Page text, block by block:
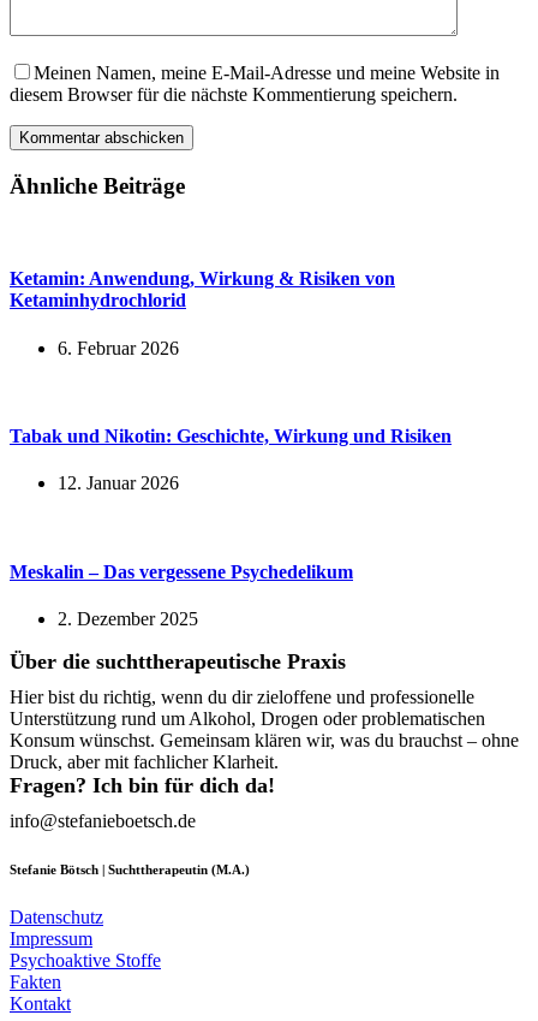
Meinen Namen, meine E-Mail-Adresse und meine Website in
diesem Browser für die nächste Kommentierung speichern.
Kommentar abschicken
Ähnliche Beiträge
Ketamin: Anwendung, Wirkung & Risiken von
Ketaminhydrochlorid
6. Februar 2026
Tabak und Nikotin: Geschichte, Wirkung und Risiken
12. Januar 2026
Meskalin – Das vergessene Psychedelikum
2. Dezember 2025
Über die suchttherapeutische Praxis
Hier bist du richtig, wenn du dir zieloffene und professionelle
Unterstützung rund um Alkohol, Drogen oder problematischen
Konsum wünschst. Gemeinsam klären wir, was du brauchst – ohne
Druck, aber mit fachlicher Klarheit.
Fragen? Ich bin für dich da!
info@stefanieboetsch.de
Stefanie Bötsch | Suchttherapeutin (M.A.)
Datenschutz
Impressum
Psychoaktive Stoffe
Fakten
Kontakt